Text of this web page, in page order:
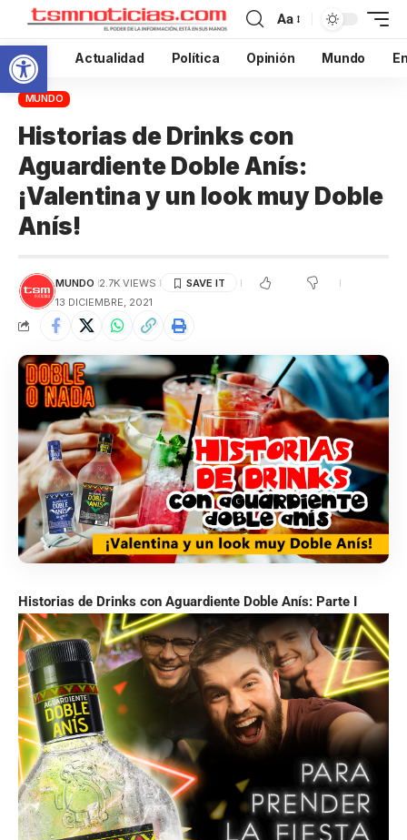
Abrir barra de herramientas
Aa
Inicio Actualidad Política Opinión Mundo
MUNDO
Historias de Drinks con
Aguardiente Doble Anís:
¡Valentina y un look muy Doble
Anís!
MUNDO 2.7K VIEWS
13 DICIEMBRE, 2021
Historias de Drinks con Aguardiente Doble Anís: Parte I